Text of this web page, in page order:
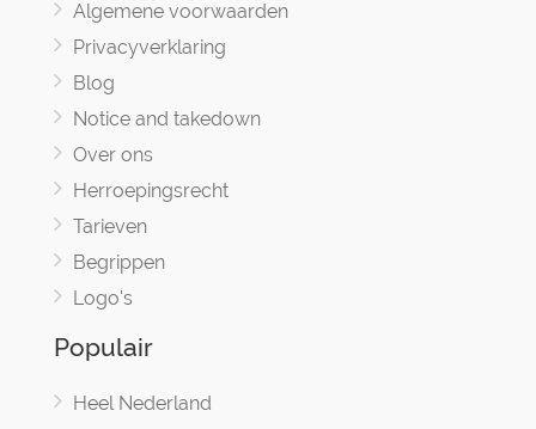
Algemene voorwaarden
Privacyverklaring
Blog
Notice and takedown
Over ons
Herroepingsrecht
Tarieven
Begrippen
Logo's
Populair
Heel Nederland